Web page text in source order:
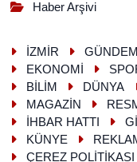
Haber Arşivi
İZMİR GÜNDEM
EKONOMİ
BİLİM
DÜNYA
MAGAZİN
İHBAR HATTI
KÜNYE
ÇEREZ POLİTİKASI